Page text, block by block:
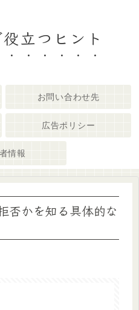
立つヒント
お問い合わせ先
広告ポリシー
情報
否かを知る具体的な